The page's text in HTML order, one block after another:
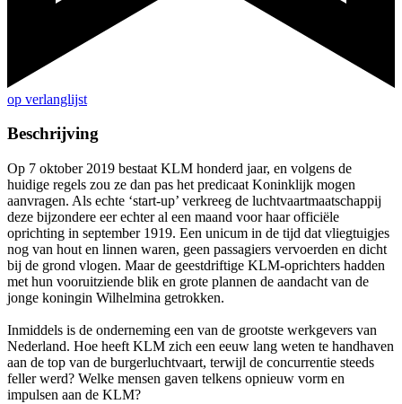
op verlanglijst
Beschrijving
Op 7 oktober 2019 bestaat KLM honderd jaar, en volgens de
huidige regels zou ze dan pas het predicaat Koninklijk mogen
aanvragen. Als echte ‘start-up’ verkreeg de luchtvaartmaatschappij
deze bijzondere eer echter al een maand voor haar officiële
oprichting in september 1919. Een unicum in de tijd dat vliegtuigjes
nog van hout en linnen waren, geen passagiers vervoerden en dicht
bij de grond vlogen. Maar de geestdriftige KLM-oprichters hadden
met hun vooruitziende blik en grote plannen de aandacht van de
jonge koningin Wilhelmina getrokken.
Inmiddels is de onderneming een van de grootste werkgevers van
Nederland. Hoe heeft KLM zich een eeuw lang weten te handhaven
aan de top van de burgerluchtvaart, terwijl de concurrentie steeds
feller werd? Welke mensen gaven telkens opnieuw vorm en
impulsen aan de KLM?